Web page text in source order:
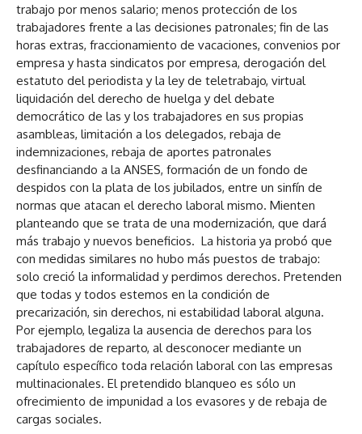
trabajo por menos salario; menos protección de los
trabajadores frente a las decisiones patronales; fin de las
horas extras, fraccionamiento de vacaciones, convenios por
empresa y hasta sindicatos por empresa, derogación del
estatuto del periodista y la ley de teletrabajo, virtual
liquidación del derecho de huelga y del debate
democrático de las y los trabajadores en sus propias
asambleas, limitación a los delegados, rebaja de
indemnizaciones, rebaja de aportes patronales
desfinanciando a la ANSES, formación de un fondo de
despidos con la plata de los jubilados, entre un sinfín de
normas que atacan el derecho laboral mismo. Mienten
planteando que se trata de una modernización, que dará
más trabajo y nuevos beneficios. La historia ya probó que
con medidas similares no hubo más puestos de trabajo:
solo creció la informalidad y perdimos derechos. Pretenden
que todas y todos estemos en la condición de
precarización, sin derechos, ni estabilidad laboral alguna.
Por ejemplo, legaliza la ausencia de derechos para los
trabajadores de reparto, al desconocer mediante un
capítulo específico toda relación laboral con las empresas
multinacionales. El pretendido blanqueo es sólo un
ofrecimiento de impunidad a los evasores y de rebaja de
cargas sociales.